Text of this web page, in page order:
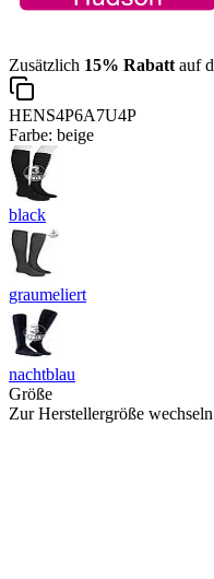
Zusätzlich 15% Rabatt auf
HENS4P6A7U4P
Farbe: beige
black
graumeliert
nachtblau
Größe
Zur Herstellergröße wechseln